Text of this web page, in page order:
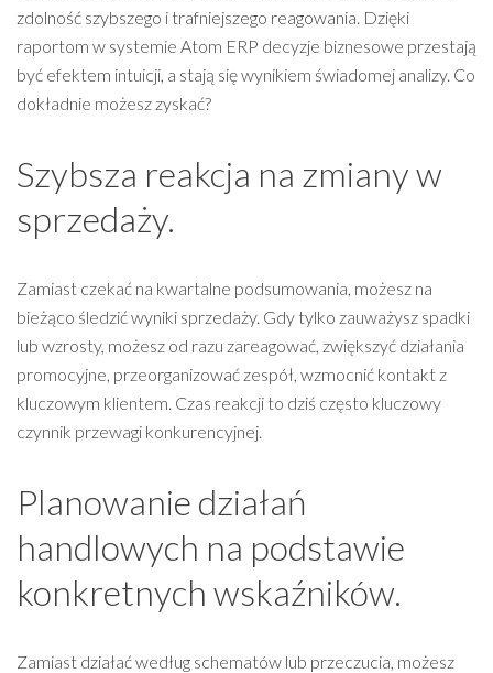
zdolność szybszego i trafniejszego reagowania. Dzięki
raportom w systemie Atom ERP decyzje biznesowe przestają
być efektem intuicji, a stają się wynikiem świadomej analizy. Co
dokładnie możesz zyskać?
Szybsza reakcja na zmiany w
sprzedaży.
Zamiast czekać na kwartalne podsumowania, możesz na
bieżąco śledzić wyniki sprzedaży. Gdy tylko zauważysz spadki
lub wzrosty, możesz od razu zareagować, zwiększyć działania
promocyjne, przeorganizować zespół, wzmocnić kontakt z
kluczowym klientem. Czas reakcji to dziś często kluczowy
czynnik przewagi konkurencyjnej.
Planowanie działań
handlowych na podstawie
konkretnych wskaźników.
Zamiast działać według schematów lub przeczucia, możesz